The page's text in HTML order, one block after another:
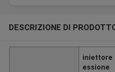
DESCRIZIONE DI
iniettore
essione